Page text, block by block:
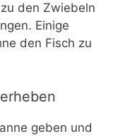
den Zwiebeln
Einige
den Fisch zu
geben und